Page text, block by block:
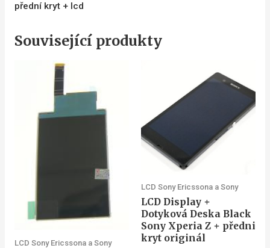
přední kryt + lcd
Související produkty
LCD Sony Ericssona a Sony
LCD Sony Ericssona a Sony
LCD Display +
Dotyková Deska Black
Sony Xperia Z + předni
kryt originál